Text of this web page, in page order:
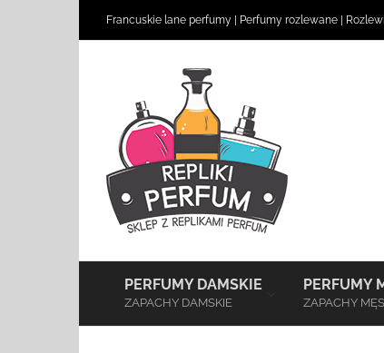
Francuskie lane perfumy Perfumy rozlewane
PERFUMY DAMSKIE
ZAPACHY DAMSKIE
PERFUMY
ZAPACHY